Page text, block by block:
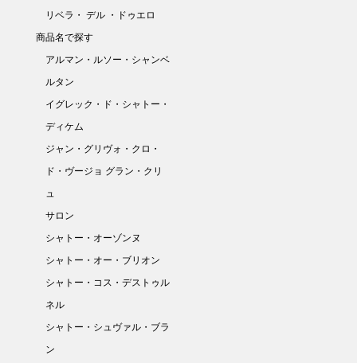
リベラ・ デル ・ドゥエロ
商品名で探す
アルマン・ルソー・シャンベ
ルタン
イグレック・ド・シャトー・
ディケム
ジャン・グリヴォ・クロ・
ド・ヴージョ グラン・クリ
ュ
サロン
シャトー・オーゾンヌ
シャトー・オー・ブリオン
シャトー・コス・デストゥル
ネル
シャトー・シュヴァル・ブラ
ン